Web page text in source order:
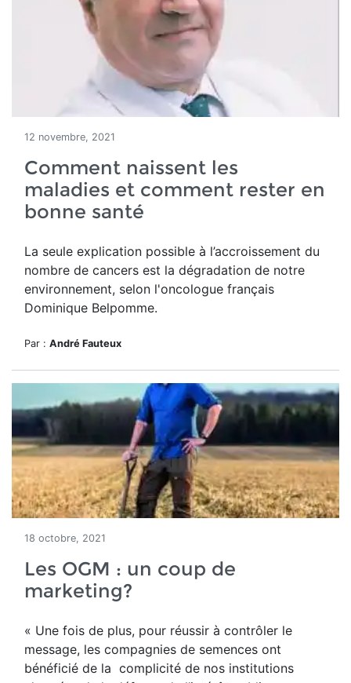
12 novembre, 2021
Comment naissent les
maladies et comment rester en
bonne santé
La seule explication possible à l’accroissement du
nombre de cancers est la dégradation de notre
environnement, selon l'oncologue français
Dominique Belpomme.
Par : André Fauteux
18 octobre, 2021
Les OGM : un coup de
marketing?
« Une fois de plus, pour réussir à contrôler le
message, les compagnies de semences ont
bénéficié de la complicité de nos institutions